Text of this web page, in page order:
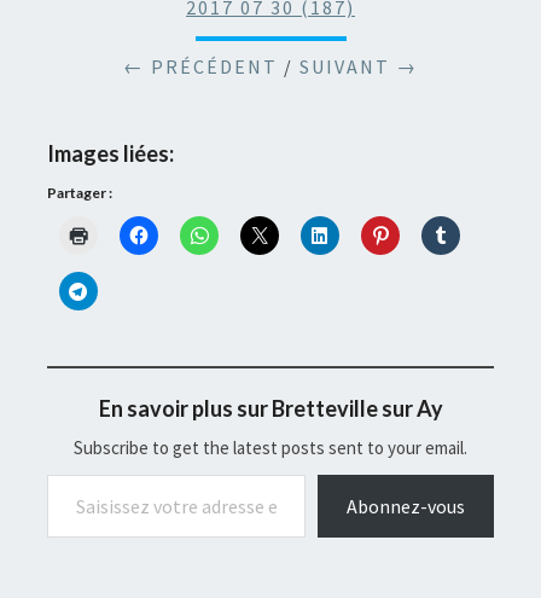
2017 07 30 (187)
← PRÉCÉDENT / SUIVANT →
Images liées:
Partager :
En savoir plus sur Bretteville sur Ay
Subscribe to get the latest posts sent to your email.
Saisissez votre adresse e-mail…
Abonnez-vous